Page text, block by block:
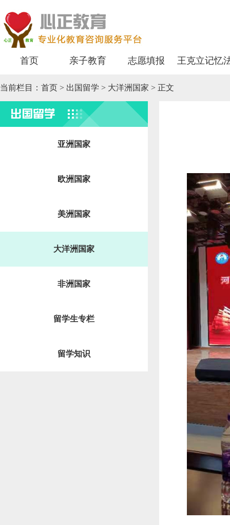
首页 亲子教育 志愿填报 王克立记忆
当前栏目： 首页 > 出国留学 > 大洋洲国家 > 正文
出国留学
亚洲国家
欧洲国家
美洲国家
大洋洲国家
非洲国家
留学生专栏
留学知识